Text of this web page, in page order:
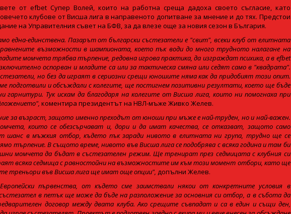
от efbet Супер Волей, които на работна среща дадоха своето съгласие, като
клубове от Висша лига в направеното допитване за мнение и до тях. Предстои
на Управителния съвет на БФВ, за да влезе още за новия сезон в България.
една-единствена. Пазарът от български състезатели е "свит", всеки клуб от елитната
възможности в шампионата, което пък води до много трудното налагане на
момчета трябва търпение, редовна игрова практика, да изграждат психика, а в efbet
оспорван и младите са или за тактическа смяна или седят само в "квадрата".
но без да играят в сериозни срещи юношите няма как да придобият този опит.
подготвили и обсъждали с колегите, ще постигнем позитивни резултати, което ще бъде
гарнитури. Тук искам да благодаря на колегите от Висша лига, които ни помогнаха при
коментира президентът на НВЛ-мъже Живко Желев.
за възраст, защото именно преходът от юноши при мъже е най-труден, но и най-важен.
които се обезсърчават и, дори и да имат качества, се отказват, защото само
шанс в мъжкия отбор, където пък заради нивото в елитната ни група, трудно ще се
търпение. В същото време, нивото във Висша лига се подобрява с всяка година и там би
момчета да бъдат в състезателен режим. Ще тренират през седмицата с клубния си
всяка седмица с равностойни на възможностите им към този момент отбори, като ще
треньори във Висша лига ще имат още опции", допълни Желев.
първенства, от където сме заимствали някои от конкретните условия в
в петък ще може да бъде на разположение за основния си отбор, а в събота да
договор между двата клуба. Ако срещите съвпадат и са в един и същи ден,